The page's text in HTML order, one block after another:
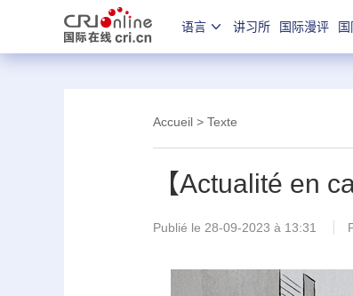
语言 讲习所 国际漫评
Accueil > Texte
【Actualité en
Publié le 28-09-2023 à 13:31